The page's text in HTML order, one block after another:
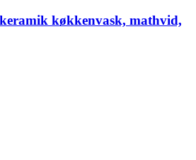
køkkenvask, mathvid,